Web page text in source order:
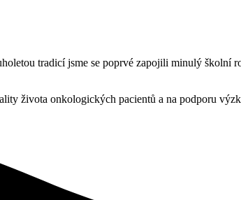
tradicí jsme se poprvé zapojili minulý školní
života onkologických pacientů a na podporu